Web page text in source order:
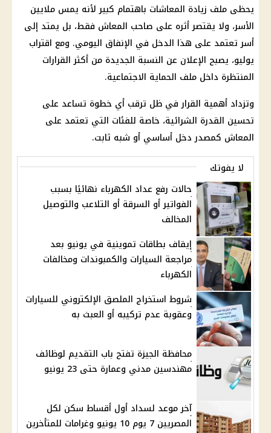
يحظى ملف زيادة المعاشات باهتمام كبير لأنه يمس ملايين
الأسر، ولا يقتصر أثره على صاحب المعاش فقط، بل يمتد إلى
أسر تعتمد على هذا الدخل في الإنفاق اليومي. ومع اقتراب
يوليو، يصبح الإعلان عن النسبة الجديدة من أكثر القرارات
المنتظرة داخل ملف الحماية الاجتماعية.
وتزداد أهمية القرار في ظل ترقب أي خطوة تساعد على
تحسين القدرة الشرائية، خاصة للفئات التي تعتمد على
المعاش كمصدر دخل أساسي أو شبه ثابت.
لا يفوتك
حالات رفع عداد الكهرباء نهائيًا بسبب
الفواتير أو السرقة أو التلاعب والتوصيل
المخالف
إيقاف بطاقات تموينية في يونيو بعد
مراجعة السيارات والكمبوندات ومخالفات
الكهرباء
شروط استخراج الملصق الإلكتروني للسيارات
وعقوبة عدم تركيبه أو العبث به
محافظة الجيزة تفتح باب التقديم لوظائف
مهندسين مدني وعمارة حتى 23 يونيو
آخر موعد لسداد أول أقساط سكن لكل
المصريين 7 يوم 10 يونيو وغرامات للمتأخرين